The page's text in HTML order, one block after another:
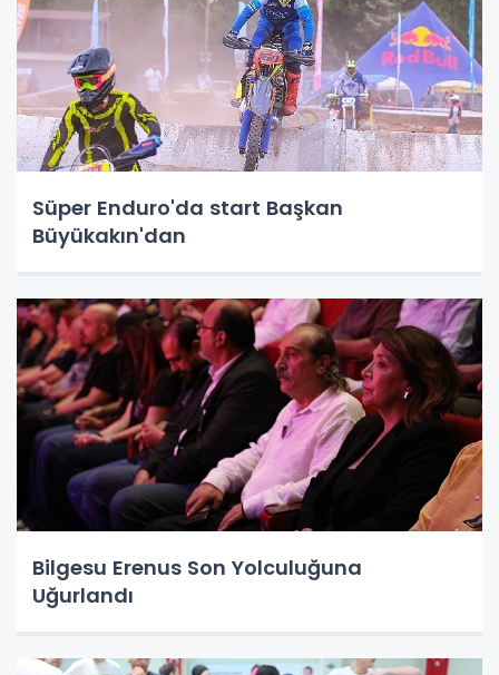
Süper Enduro'da start Başkan
Büyükakın'dan
Bilgesu Erenus Son Yolculuğuna
Uğurlandı